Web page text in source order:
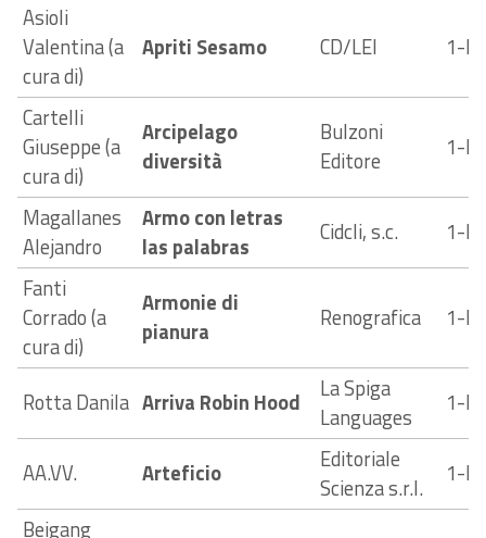
Asioli
Valentina (a
cura di)
Apriti Sesamo CD/LEI 1-
Cartelli
Giuseppe (a
cura di)
Arcipelago
diversità
Bulzoni
Editore
1-
Magallanes
Alejandro
Armo con letras
las palabras
Cidcli, s.c.
1-
Fanti
Corrado (a
cura di)
Armonie di
pianura
Renografica 1-
Rotta Danila Arriva Robin Hood
La Spiga
Languages
1-
AA.VV. Arteficio
Editoriale
Scienza s.r.l.
1-
Beigang